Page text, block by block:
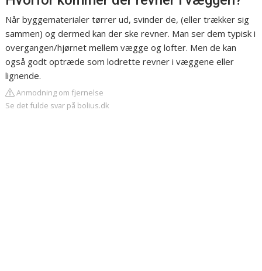
Når byggematerialer tørrer ud, svinder de, (eller trækker sig
sammen) og dermed kan der ske revner. Man ser dem typisk i
overgangen/hjørnet mellem vægge og lofter. Men de kan
også godt optræde som lodrette revner i væggene eller
lignende.
Anmodning om fjernelse
Se det fulde svar på bolius.dk